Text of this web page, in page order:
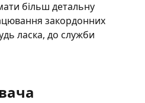
більш детальну
закордонних
ласка, до служби